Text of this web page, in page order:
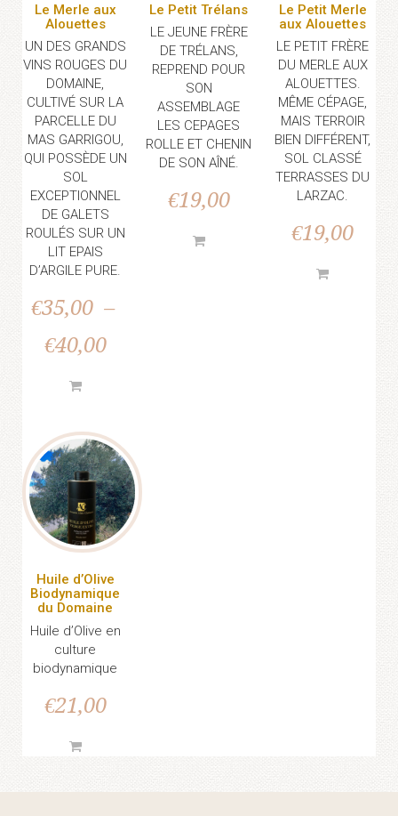
Le Merle aux
Alouettes
UN DES GRANDS
VINS ROUGES DU
DOMAINE,
CULTIVÉ SUR LA
PARCELLE DU
MAS GARRIGOU,
QUI POSSÈDE UN
SOL
EXCEPTIONNEL
DE GALETS
ROULÉS SUR UN
LIT EPAIS
D’ARGILE PURE.
€35,00 –
€40,00
Le Petit Trélans
LE JEUNE FRÈRE
DE TRÉLANS,
REPREND POUR
SON
ASSEMBLAGE
LES CEPAGES
ROLLE ET CHENIN
DE SON AÎNÉ.
€19,00
Le Petit Merle
aux Alouettes
LE PETIT FRÈRE
DU MERLE AUX
ALOUETTES.
MÊME CÉPAGE,
MAIS TERROIR
BIEN DIFFÉRENT,
SOL CLASSÉ
TERRASSES DU
LARZAC.
€19,00
Huile d’Olive
Biodynamique
du Domaine
Huile d’Olive en
culture
biodynamique
€21,00